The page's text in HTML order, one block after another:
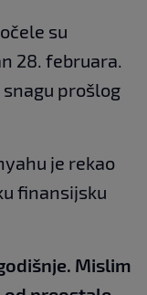
su
28. februara.
prošlog
je rekao
finansijsku
Mislim